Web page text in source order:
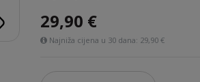
29,90 €
Najniža cijena u 30 dana: 29,90 €